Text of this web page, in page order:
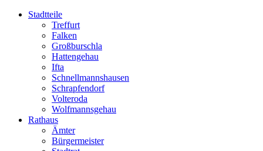
Stadtteile
Treffurt
Falken
Großburschla
Hattengehau
Ifta
Schnellmannshausen
Schrapfendorf
Volteroda
Wolfmannsgehau
Rathaus
Ämter
Bürgermeister